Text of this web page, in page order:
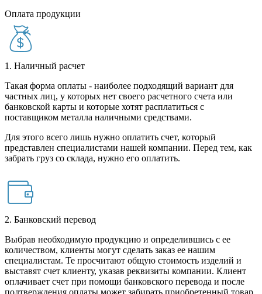
Оплата продукции
1. Наличный расчет
Такая форма оплаты - наиболее подходящий вариант для
частных лиц, у которых нет своего расчетного счета или
банковской карты и которые хотят расплатиться с
поставщиком металла наличными средствами.
Для этого всего лишь нужно оплатить счет, который
представлен специалистами нашей компании. Перед тем, как
забрать груз со склада, нужно его оплатить.
2. Банковский перевод
Выбрав необходимую продукцию и определившись с ее
количеством, клиенты могут сделать заказ ее нашим
специалистам. Те просчитают общую стоимость изделий и
выставят счет клиенту, указав реквизиты компании. Клиент
оплачивает счет при помощи банковского перевода и после